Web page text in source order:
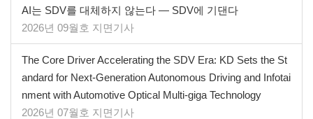
AI는 SDV를 대체하지 않는다 — SDV에 기댄다
2026년 09월호 지면기사
The Core Driver Accelerating the SDV Era: KD Sets the St
andard for Next-Generation Autonomous Driving and Infotai
nment with Automotive Optical Multi-giga Technology
2026년 07월호 지면기사